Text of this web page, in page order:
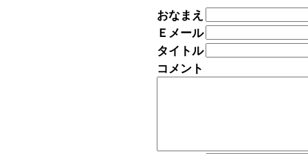
おなまえ
Ｅメール
タイトル
コメント